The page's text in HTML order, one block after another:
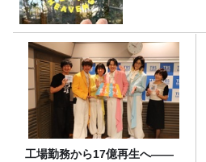
工場勤務から17億再生へ——